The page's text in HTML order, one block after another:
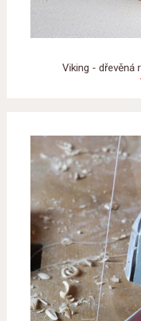
Viking - dřevěná